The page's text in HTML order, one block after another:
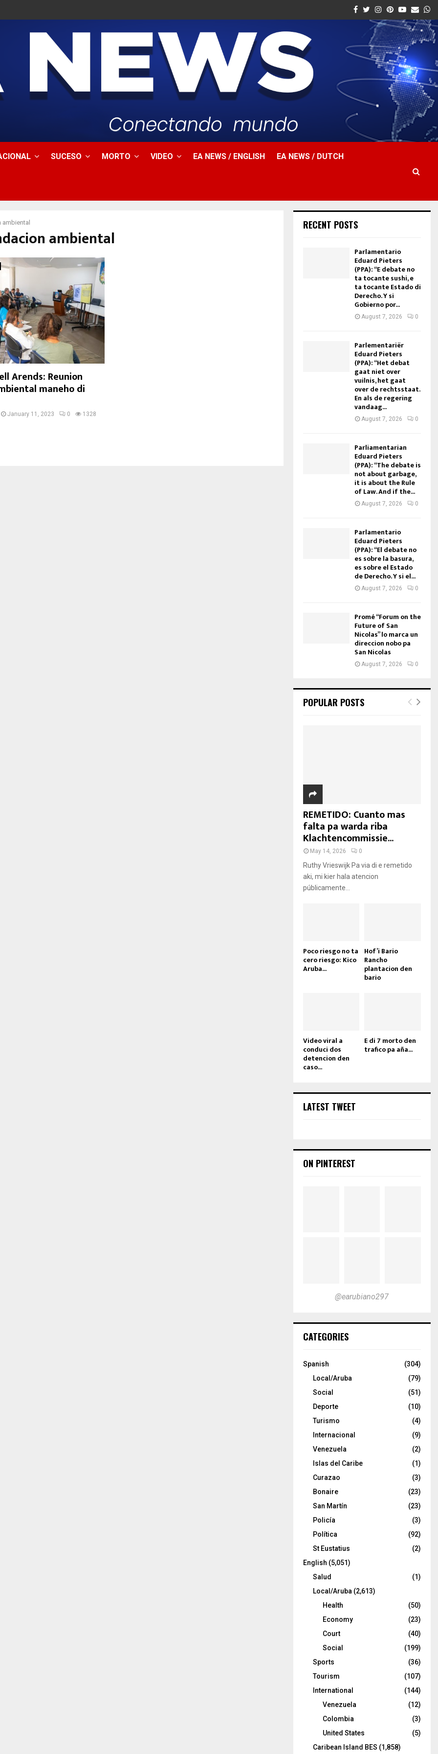
Facebook
Twitter
Instagram
Pinterest
Youtube
Email
SUCESO MORTO VIDEO EA NEWS / ENGLISH EA NEWS / DUTCH
ambiental
Arends: Reunion
maneho di
January 11, 2023 0 1328
RECENT POSTS
Parlamentario
Eduard Pieters
(PPA): “E debate no
ta tocante sushi, e
ta tocante Estado di
Derecho. Y si
Gobierno por...
August 7, 2026 0
Parlementariër
Eduard Pieters
(PPA): “Het debat
gaat niet over
vuilnis, het gaat
over de rechtsstaat.
En als de regering
vandaag...
August 7, 2026 0
Parliamentarian
Eduard Pieters
(PPA): “The debate is
not about garbage,
it is about the Rule
of Law. And if the...
August 7, 2026 0
Parlamentario
Eduard Pieters
(PPA): “El debate no
es sobre la basura,
es sobre el Estado
de Derecho. Y si el...
August 7, 2026 0
Promé “Forum on the
Future of San
Nicolas” lo marca un
direccion nobo pa
San Nicolas
August 7, 2026 0
POPULAR POSTS
REMETIDO: Cuanto mas
falta pa warda riba
Klachtencommissie...
May 14, 2026 0
Ruthy Vrieswijk Pa via di e remetido
aki, mi kier hala atencion
públicamente...
Poco riesgo no ta
cero riesgo: Kico
Aruba...
Hof’i Bario
Rancho
plantacion den
bario
Video viral a
conduci dos
detencion den
caso...
E di 7 morto den
trafico pa aña...
LATEST TWEET
ON PINTEREST
@earubiano297
CATEGORIES
Spanish
(304)
Local/Aruba
(79)
Social
(51)
Deporte
(10)
Turismo
(4)
Internacional
(9)
Venezuela
(2)
Islas del Caribe
(1)
Curazao
(3)
Bonaire
(23)
San Martín
(23)
Policía
(3)
Política
(92)
St Eustatius
(2)
English (5,051)
Salud
(1)
Local/Aruba (2,613)
Health
(50)
Economy
(23)
Court
(40)
Social
(199)
Sports
(36)
Tourism
(107)
International
(144)
Venezuela
(12)
Colombia
(3)
United States
(5)
Caribean Island BES (1,858)